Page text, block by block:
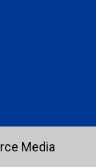
Media